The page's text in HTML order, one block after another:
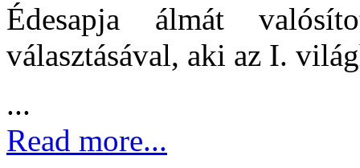
Édesapja álmát
választásával, aki az I.
...
Read more...